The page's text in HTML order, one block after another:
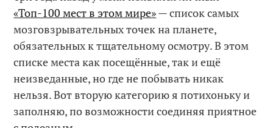
«Топ-100 мест в этом мире»— список самых
мозговзрывательных точек на планете,
обязательных к тщательному осмотру. В этом
списке места как посещённые, так и ещё
неизведанные, но где не побывать никак
нельзя. Вот вторую категорию я потихоньку и
заполняю, по возможности соединяя приятное